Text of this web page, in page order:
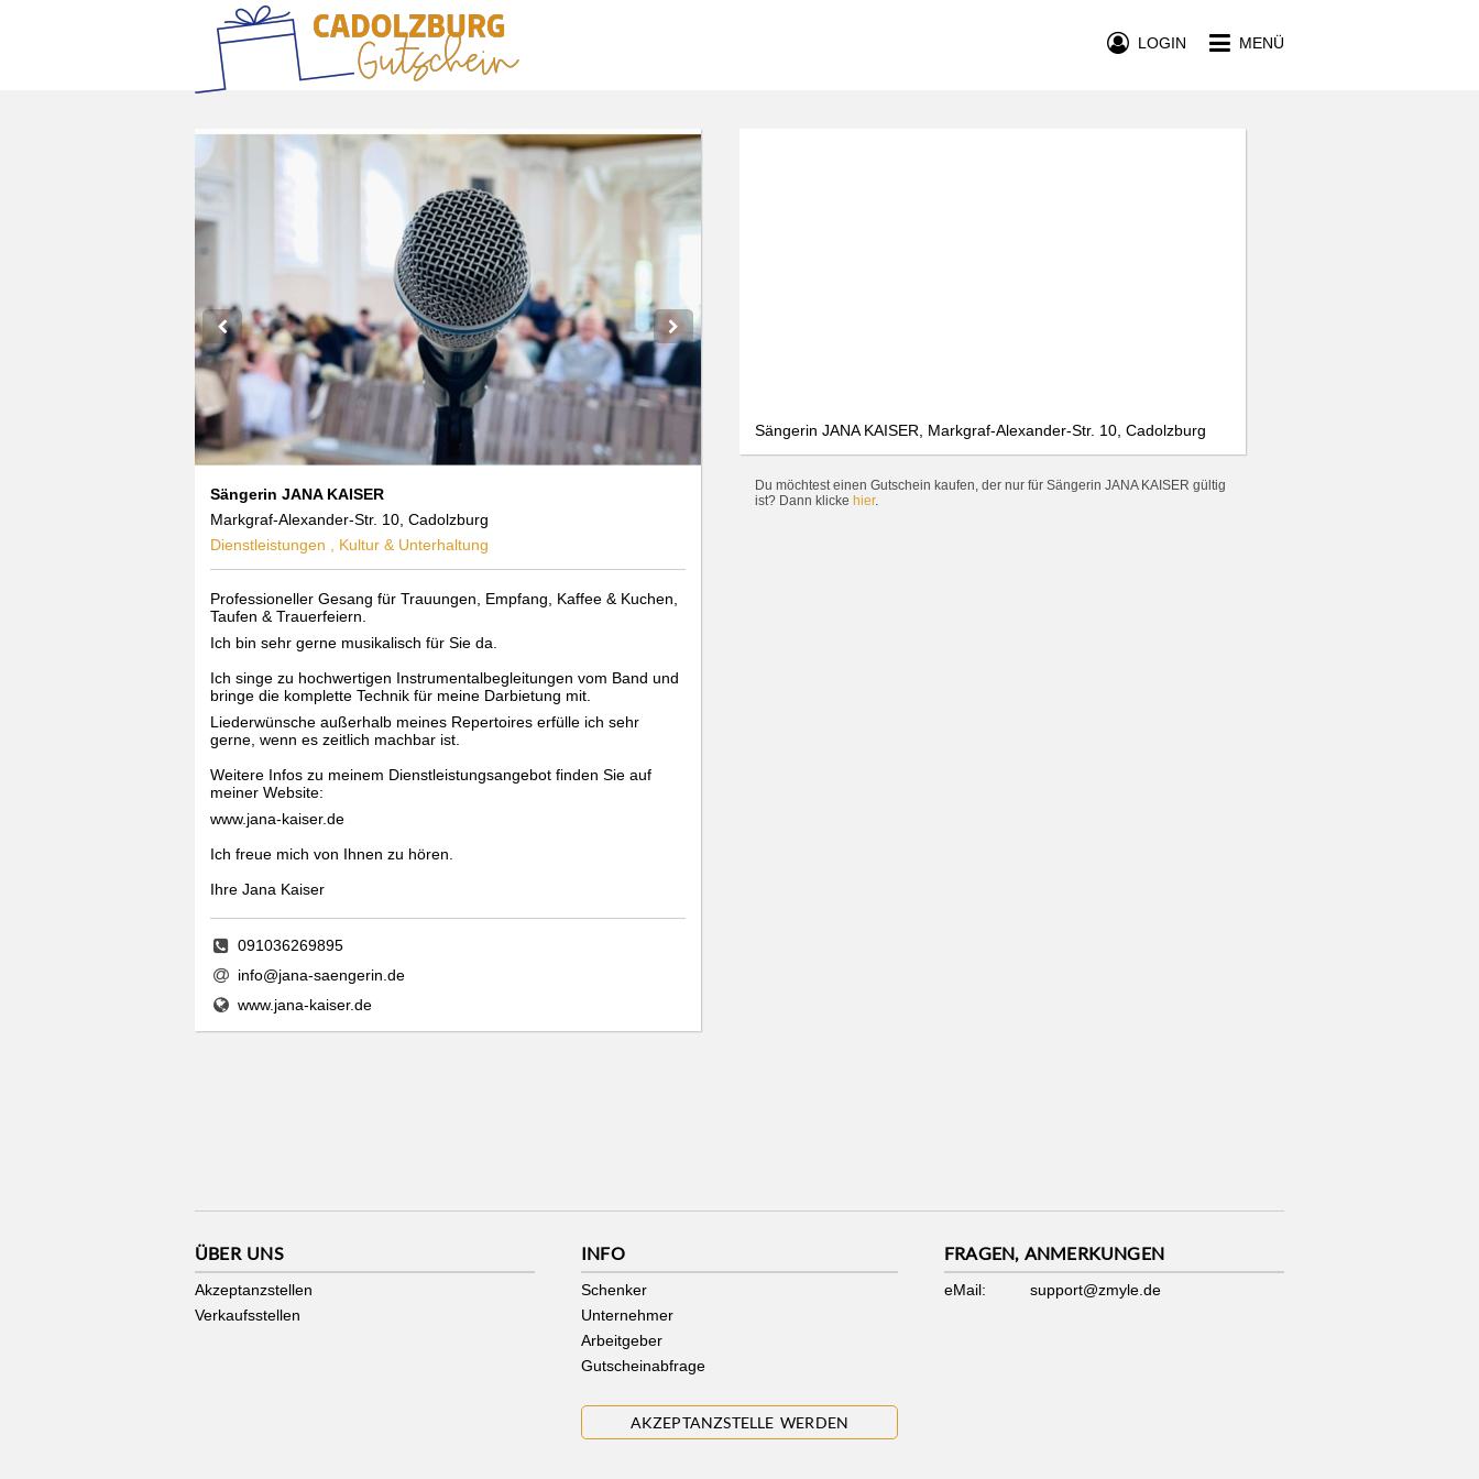
MENÜ
LOGIN
Sängerin JANA KAISER
Markgraf-Alexander-Str. 10, Cadolzburg
Dienstleistungen , Kultur & Unterhaltung
Professioneller Gesang für Trauungen, Empfang, Kaffee & Kuchen,
Taufen & Trauerfeiern.
Ich bin sehr gerne musikalisch für Sie da.
Ich singe zu hochwertigen Instrumentalbegleitungen vom Band und
bringe die komplette Technik für meine Darbietung mit.
Liederwünsche außerhalb meines Repertoires erfülle ich sehr
gerne, wenn es zeitlich machbar ist.
Weitere Infos zu meinem Dienstleistungsangebot finden Sie auf
meiner Website:
www.jana-kaiser.de
Ich freue mich von Ihnen zu hören.
Ihre Jana Kaiser
091036269895
info@jana-saengerin.de
www.jana-kaiser.de
Sängerin JANA KAISER, Markgraf-Alexander-Str. 10, Cadolzburg
Du möchtest einen Gutschein kaufen, der nur für Sängerin JANA KAISER gültig
ist? Dann klicke hier.
ÜBER UNS
Akzeptanzstellen
Verkaufsstellen
INFO
Schenker
Unternehmer
Arbeitgeber
Gutscheinabfrage
FRAGEN, ANMERKUNGEN
eMail: support@zmyle.de
AKZEPTANZSTELLE WERDEN
We use cookies and other technologies on our website. Some of these are
essential, while others help us to improve this website and your
experience. Personal data can be processed (e.g. IP addresses), e.g. B. for
personalized ads and content or ad and content measurement. You can
find more information about the use of your data in our
declaration. You can revoke or adjust your selection at any time under
Settings.
Only essential